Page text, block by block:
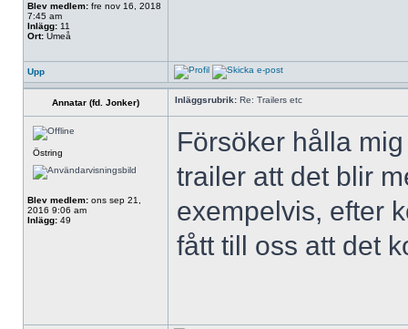
Blev medlem: fre nov 16, 2018
7:45 am
Inlägg: 11
Ort: Umeå
Upp
Annatar (fd. Jonker) Inläggsrubrik: Re: Trailers etc
Östring
Blev medlem: ons sep 21,
2016 9:06 am
Inlägg: 49
Försöker hålla
trailer att det blir
exempelvis, efter
fått till oss att det